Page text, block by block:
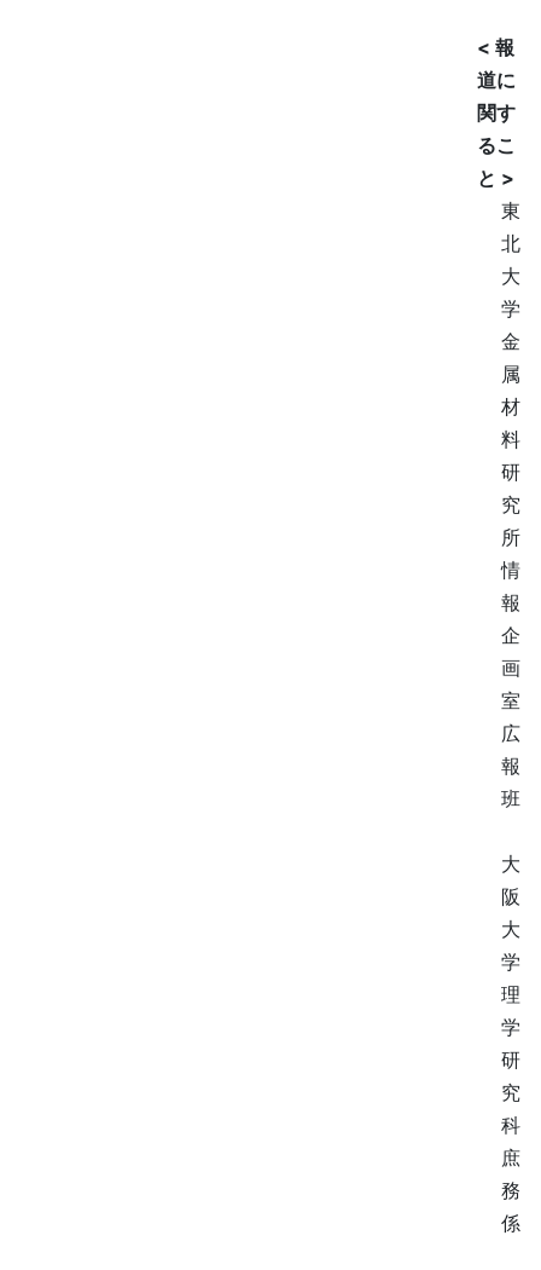
< 報
道に
関す
るこ
と >
東
北
大
学
金
属
材
料
研
究
所
情
報
企
画
室
広
報
班
大
阪
大
学
理
学
研
究
科
庶
務
係